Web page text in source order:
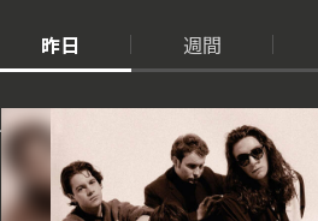
昨日 週間